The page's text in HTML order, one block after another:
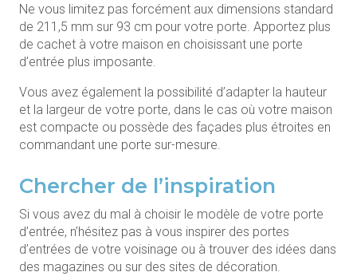
Ne vous limitez pas forcément aux dimensions standard
de 211,5 mm sur 93 cm pour votre porte. Apportez plus
de cachet à votre maison en choisissant une porte
d’entrée plus imposante.
Vous avez également la possibilité d’adapter la hauteur
et la largeur de votre porte, dans le cas où votre maison
est compacte ou possède des façades plus étroites en
commandant une porte sur-mesure.
Chercher de l’inspiration
Si vous avez du mal à choisir le modèle de votre porte
d’entrée, n’hésitez pas à vous inspirer des portes
d’entrées de votre voisinage ou à trouver des idées dans
des magazines ou sur des sites de décoration.